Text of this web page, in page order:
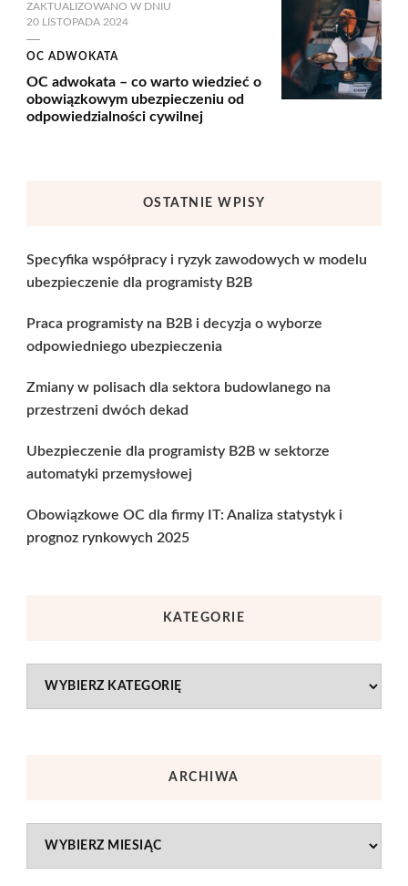
ZAKTUALIZOWANO W DNIU
20 LISTOPADA 2024
OC ADWOKATA
OC adwokata – co warto wiedzieć o
obowiązkowym ubezpieczeniu od
odpowiedzialności cywilnej
OSTATNIE WPISY
Specyfika współpracy i ryzyk zawodowych w modelu
ubezpieczenie dla programisty B2B
Praca programisty na B2B i decyzja o wyborze
odpowiedniego ubezpieczenia
Zmiany w polisach dla sektora budowlanego na
przestrzeni dwóch dekad
Ubezpieczenie dla programisty B2B w sektorze
automatyki przemysłowej
Obowiązkowe OC dla firmy IT: Analiza statystyk i
prognoz rynkowych 2025
KATEGORIE
Kategorie
ARCHIWA
Archiwa